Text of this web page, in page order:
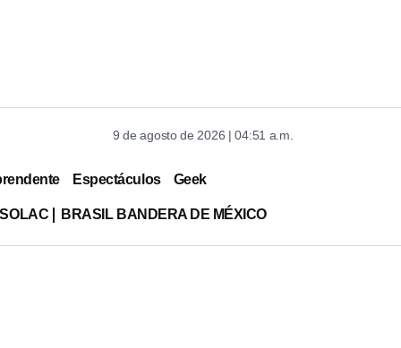
9 de agosto de 2026 | 04:51 a.m.
Espectáculos Geek
BRASIL BANDERA DE MÉXICO